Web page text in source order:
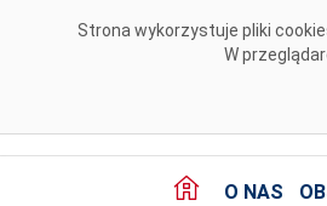
Strona wykorzystuje pliki
W
O NAS